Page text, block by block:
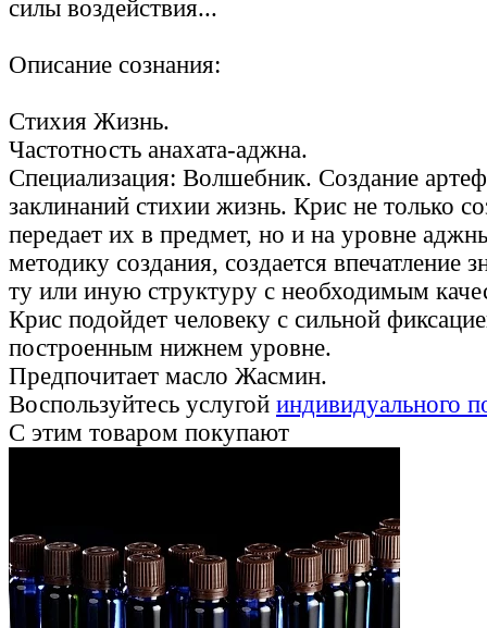
силы воздействия...
Описание сознания:
Стихия Жизнь.
Частотность анахата-аджна.
Специализация: Волшебник. Создание
заклинаний стихии жизнь. Крис не только
передает их в предмет, но и на уровне
методику создания, создается впечатление
ту или иную структуру с необходимым
Крис подойдет человеку с сильной
построенным нижнем уровне.
Предпочитает масло Жасмин.
Воспользуйтесь услугой индивидуального
С этим товаром покупают